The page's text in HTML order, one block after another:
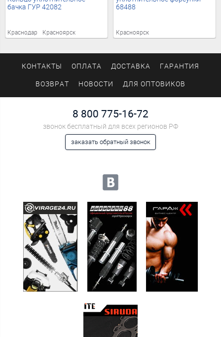
бачка ГУР 42082
Краснодар Красноярск
68488
Красноярск
КОНТАКТЫ ОПЛАТА ДОСТАВКА ГАРАНТИЯ
ВОЗВРАТ НОВОСТИ ДЛЯ ОПТОВИКОВ
8 800 775-16-72
звонок бесплатный для всех регионов РФ
заказать обратный звонок